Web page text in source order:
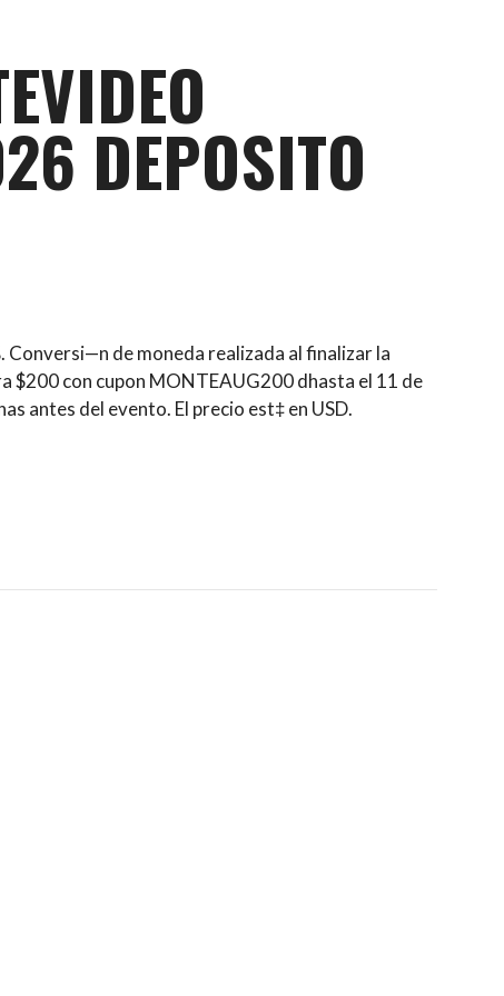
DEPOSITO
Conversi—n de moneda realizada al finalizar la
$200 con cupon MONTEAUG200 dhasta el 11 de
antes del evento. El precio est‡ en USD.